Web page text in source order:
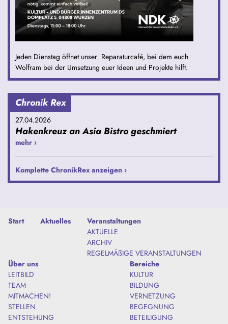
Jeden Dienstag öffnet unser Reparaturcafé, bei dem euch
Wolfram bei der Umsetzung euer Ideen und Projekte hilft.
Chronik Rex
27.04.2026
Hakenkreuz an Asia Bistro geschmiert
mehr ›
Komplette ChronikRex anzeigen ›
Start Aktuelles
Veranstaltungen
AKTUELLE
ARCHIV
REGELMÄßIGE VERANSTALTUNGEN
Über uns
LEITBILD
TEAM
MITMACHEN!
STELLEN
ENTSTEHUNG
Bereiche
KULTUR
BILDUNG
VERNETZUNG
BEGEGNUNG
BETEILIGUNG